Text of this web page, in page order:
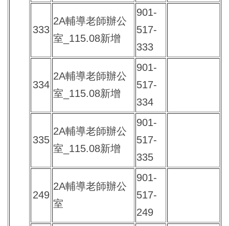
333
2A輔導老師辦公
室_115.08新增
901-
517-
333
334
2A輔導老師辦公
室_115.08新增
901-
517-
334
335
2A輔導老師辦公
室_115.08新增
901-
517-
335
249
2A輔導老師辦公
室
901-
517-
249